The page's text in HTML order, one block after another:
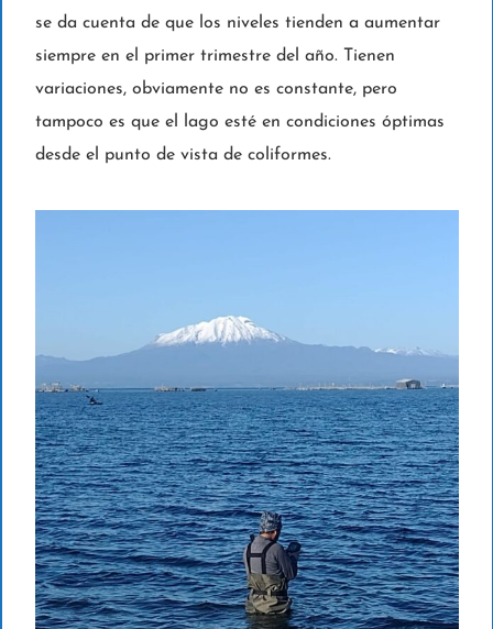
se da cuenta de que los niveles tienden a aumentar
siempre en el primer trimestre del año. Tienen
variaciones, obviamente no es constante, pero
tampoco es que el lago esté en condiciones óptimas
desde el punto de vista de coliformes.